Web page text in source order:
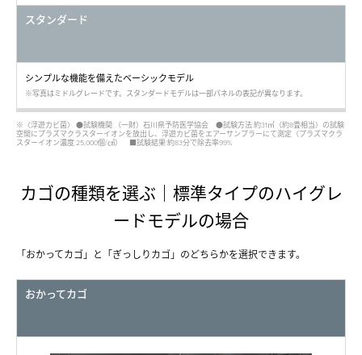
スタンダード
シンプルな機能を備えたベーシックモデル
※写真はミドルグレードです。スタンダードモデルは一部パネルの表記が異なります。
※〈浮遊カビ菌〉 ●試験機関:（一財）石川県予防医学協会 ●試験方法:約31㎥（約8畳相当）の試験
空間にプラズマクラスターイオンを放出し、浮遊カビ菌をエアーサンプラーにて測定（プラズマクラ
スターイオン濃度:25,000個/㎤） ■試験結果:約83分で除去率99%
カゴの種類を選ぶ｜標準タイプのハイグレ
ードモデルの場合
「おかってカゴ」と「ぎっしりカゴ」のどちらかを選択できます。
おかってカゴ